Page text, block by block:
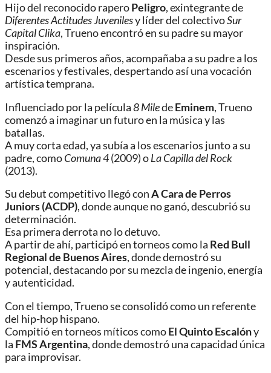
Hijo del reconocido raperoPeligro, exintegrante de
Diferentes Actitudes Juvenilesy líder del colectivoSur
Capital Clika, Trueno encontró en su padre su mayor
inspiración.
Desde sus primeros años, acompañaba a su padre a los
escenarios y festivales, despertando así una vocación
artística temprana.
Influenciado por la película8 MiledeEminem, Trueno
comenzó a imaginar un futuro en la música y las
batallas.
A muy corta edad, ya subía a los escenarios junto a su
padre, comoComuna 4(2009) oLa Capilla del Rock
(2013).
Su debut competitivo llegó conA Cara de Perros
Juniors (ACDP), donde aunque no ganó, descubrió su
determinación.
Esa primera derrota no lo detuvo.
A partir de ahí, participó en torneos como la Red Bull
Regional de Buenos Aires, donde demostró su
potencial, destacando por su mezcla de ingenio, energía
y autenticidad.
Con el tiempo, Trueno se consolidó como un referente
del hip-hop hispano.
Compitió en torneos míticos comoEl Quinto Escalóny
la FMS Argentina, donde demostró una capacidad única
para improvisar.